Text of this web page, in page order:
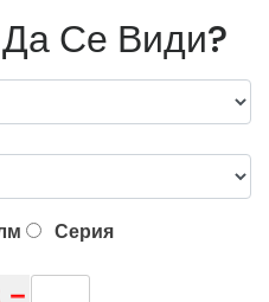
Се Види?
Серия